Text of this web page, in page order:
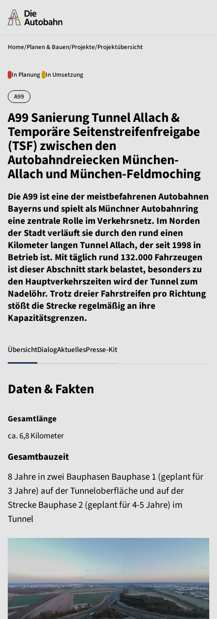
Home/Planen & Bauen/Projekte/Projektübersicht
In Planung In Umsetzung
A99
A99 Sanierung Tunnel Allach &
Temporäre Seitenstreifenfreigabe
(TSF) zwischen den
Autobahndreiecken München-
Allach und München-Feldmoching
Die A99 ist eine der meistbefahrenen Autobahnen
Bayerns und spielt als Münchner Autobahnring
eine zentrale Rolle im Verkehrsnetz. Im Norden
der Stadt verläuft sie durch den rund einen
Kilometer langen Tunnel Allach, der seit 1998 in
Betrieb ist. Mit täglich rund 132.000 Fahrzeugen
ist dieser Abschnitt stark belastet, besonders zu
den Hauptverkehrszeiten wird der Tunnel zum
Nadelöhr. Trotz dreier Fahrstreifen pro Richtung
stößt die Strecke regelmäßig an ihre
Kapazitätsgrenzen.
ÜbersichtDialogAktuellesPresse-Kit
Daten & Fakten
Gesamtlänge
ca. 6,8 Kilometer
Gesamtbauzeit
8 Jahre in zwei Bauphasen Bauphase 1 (geplant für
3 Jahre) auf der Tunneloberfläche und auf der
Strecke Bauphase 2 (geplant für 4-5 Jahre) im
Tunnel